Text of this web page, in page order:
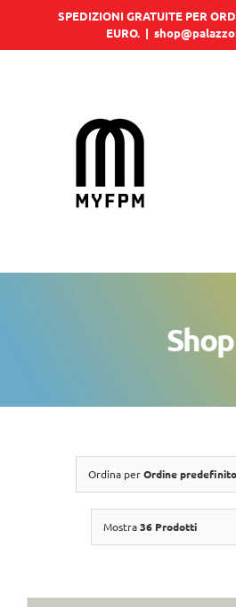
SPEDIZIONI GRATUITE PER
EURO. |
Shop
Ordina perOrdine predefinito
Mostra36 Prodotti